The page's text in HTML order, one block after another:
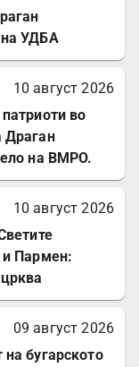
на УДБА
10 август 2026
во
Драган
на ВМРО.
10 август 2026
и Пармен:
09 август 2026
бугарското